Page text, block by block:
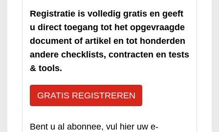
Registratie is volledig gratis en geeft
u direct toegang tot het opgevraagde
document of artikel en tot honderden
andere checklists, contracten en tests
& tools.
GRATIS REGISTREREN
Bent u al abonnee, vul hier uw e-